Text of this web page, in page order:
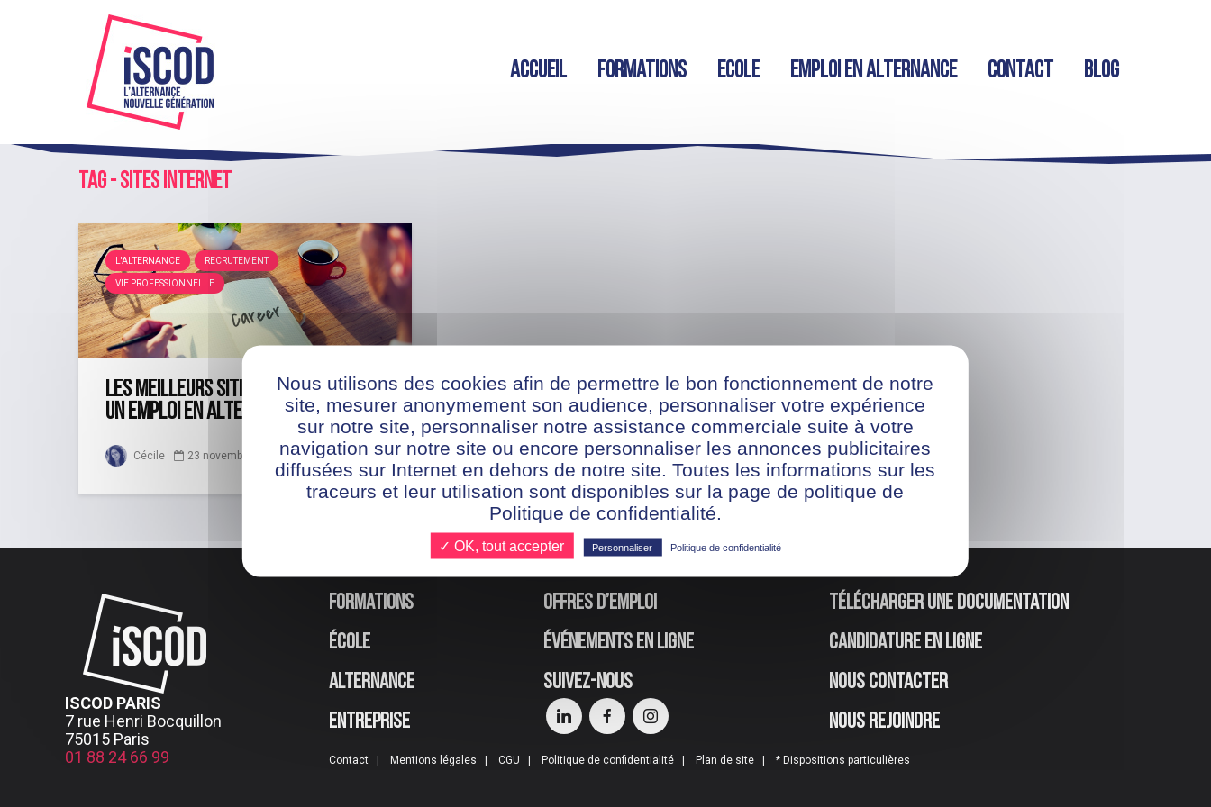
Accueil Formations Ecole Emploi en alternance Contact Blog
Tag - sites internet
L'ALTERNANCE RECRUTEMENT
VIE PROFESSIONNELLE
Les meilleurs sites pour trouver
un emploi en alternance
Cécile 23 novembre 2020
ISCOD PARIS
7 rue Henri Bocquillon
75015 Paris
01 88 24 66 99
Formations
École
Alternance
Entreprise
Offres d’emploi
Événements en ligne
Suivez-nous
Télécharger une documentation
Candidature en ligne
Nous contacter
Nous rejoindre
Contact Mentions légales CGU Politique de confidentialité Plan de site * Dispositions particulières
Nous utilisons des cookies afin de permettre le bon fonctionnement de notre
site, mesurer anonymement son audience, personnaliser votre expérience
sur notre site, personnaliser notre assistance commerciale suite à votre
navigation sur notre site ou encore personnaliser les annonces publicitaires
diffusées sur Internet en dehors de notre site. Toutes les informations sur les
traceurs et leur utilisation sont disponibles sur la page de politique de
Politique de confidentialité.
✓ OK, tout accepter Personnaliser Politique de confidentialité